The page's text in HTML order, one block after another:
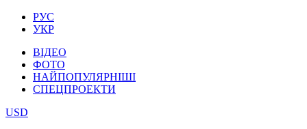
РУС
УКР
ВІДЕО
ФОТО
НАЙПОПУЛЯРНІШІ
СПЕЦПРОЕКТИ
USD